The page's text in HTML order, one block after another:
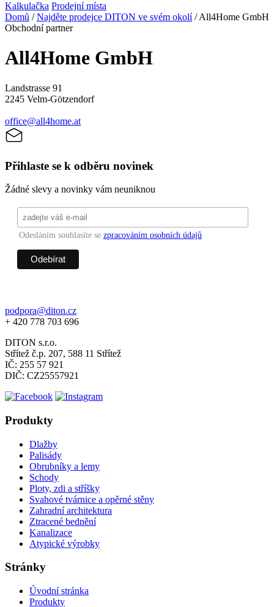
Kalkulačka Prodejní místa
Domů /Najděte prodejce DITON ve svém okolí/All4Home GmbH
Obchodní partner
All4Home GmbH
Landstrasse 91
2245 Velm-Götzendorf
office@all4home.at
Přihlaste se k odběru novinek
Žádné slevy a novinky vám neuniknou
Odesláním souhlasíte se zpracováním osobních údajů
podpora@diton.cz
+ 420 778 703 696
DITON s.r.o.
Střítež č.p. 207, 588 11 Střítež
IČ: 255 57 921
DIČ: CZ25557921
Produkty
Dlažby
Palisády
Obrubníky a lemy
Schody
Ploty, zdi a stříšky
Svahové tvárnice a opěrné stěny
Zahradní architektura
Ztracené bednění
Kanalizace
Atypické výrobky
Stránky
Úvodní stránka
Produkty